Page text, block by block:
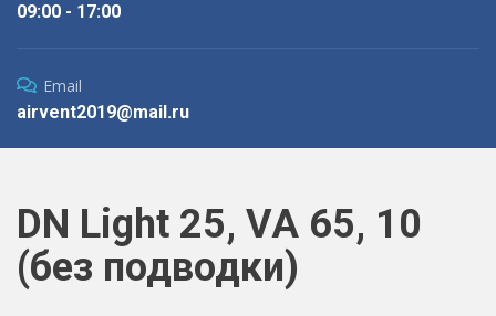
09:00 - 17:00
Email
airvent2019@mail.ru
DN Light 25, VA 65, 10
(без подводки)